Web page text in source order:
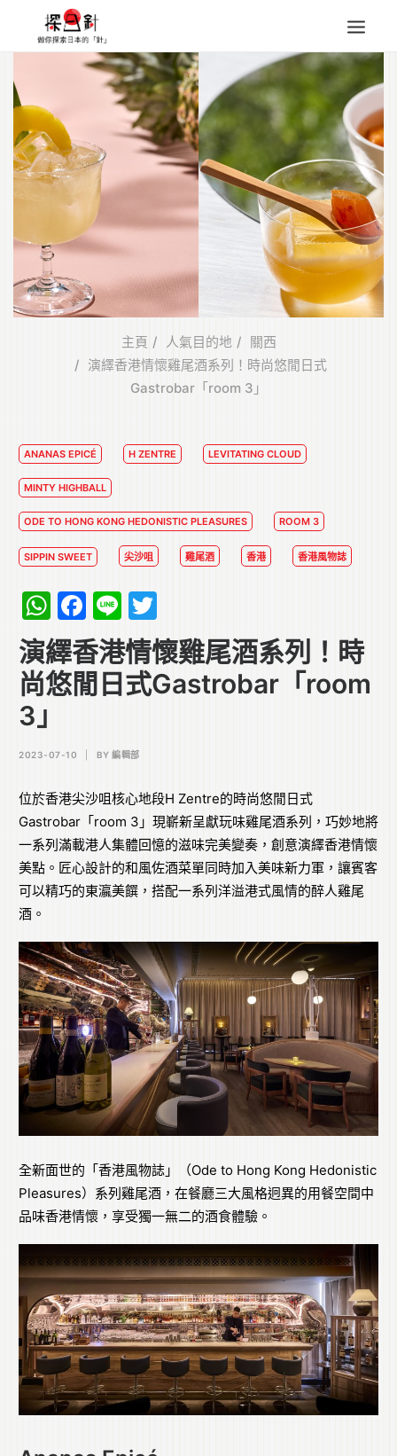
四國
中部
人氣目的地
本地情報
東瀛特集
旅遊商品
Search
for:
主頁
人氣目的地
關西
演繹香港情懷雞尾酒系列！時尚悠閒日式
Gastrobar「room 3」
ANANAS EPICÉ H ZENTRE LEVITATING CLOUD
MINTY HIGHBALL
ODE TO HONG KONG HEDONISTIC PLEASURES ROOM 3
SIPPIN SWEET 尖沙咀 雞尾酒 香港 香港風物誌
WhatsApp
Facebook
Line
演繹香港情懷雞尾酒系列！時
尚悠閒日式Gastrobar「room
3」
2023-07-10 BY 編輯部
位於香港尖沙咀核心地段H Zentre的時尚悠閒日式
Gastrobar「room 3」現嶄新呈獻玩味雞尾酒系列，巧妙地將
一系列滿載港人集體回憶的滋味完美變奏，創意演繹香港情懷
美點。匠心設計的和風佐酒菜單同時加入美味新力軍，讓賓客
可以精巧的東瀛美饌，搭配一系列洋溢港式風情的醉人雞尾
酒。
全新面世的「香港風物誌」（Ode to Hong Kong Hedonistic
Pleasures）系列雞尾酒，在餐廳三大風格迥異的用餐空間中
品味香港情懷，享受獨一無二的酒食體驗。